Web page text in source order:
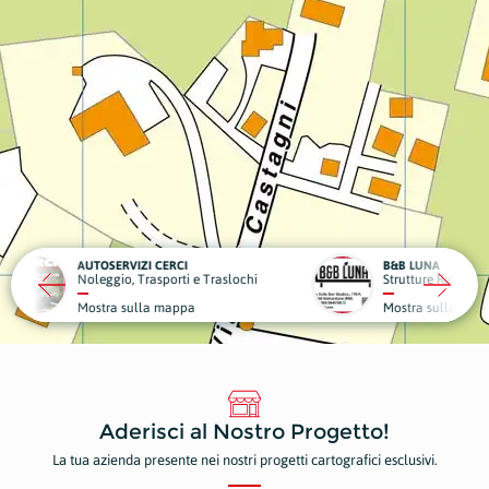
e Traslochi
Strutture Ricettive
Mostra sulla mappa
Aderisci al Nostro Progetto!
La tua azienda presente nei nostri progetti cartografici esclusivi.